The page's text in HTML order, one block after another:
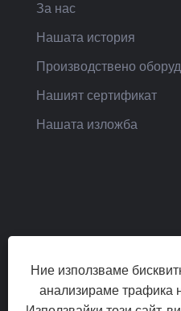
За нас
Нашата история
Производствено
Нашият сертификат
Нашата изложба
Ние използваме
анализираме трафика